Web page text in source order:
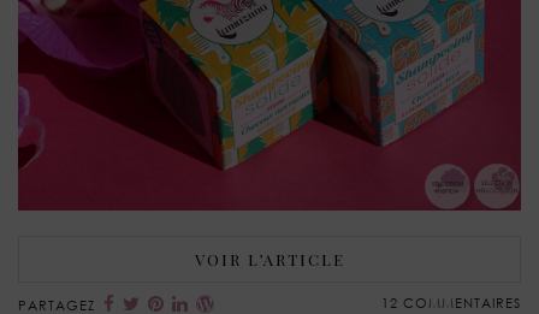
VOIR L’ARTICLE
PARTAGEZ 12 COMMENTAIRES